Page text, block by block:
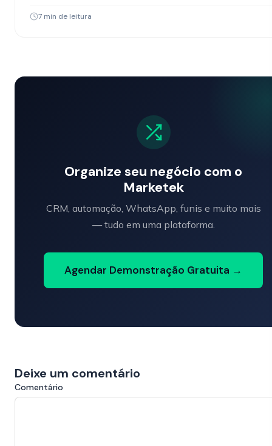
7 min de leitura
Organize seu negócio com o
Marketek
CRM, automação, WhatsApp, funis e muito mais
— tudo em uma plataforma.
Agendar Demonstração Gratuita →
Deixe um comentário
Comentário